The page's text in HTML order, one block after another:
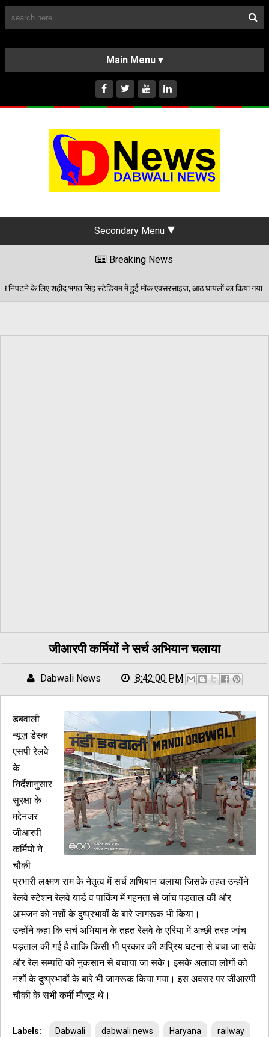
HOME
ABOUT US
INSTAGRAM
Secondary Menu
Breaking News
में हुई मॉक एक्सरसाइज, आठ घायलों का किया गया रेस्क्यू 06/08/
जीआरपी कर्मियों ने सर्च अभियान चलाया
Dabwali News 8:42:00 PM
डबवाली
न्यूज़ डेस्क
एसपी रेलवे
के
निर्देशानुसार
सुरक्षा के
मद्देनजर
जीआरपी
कर्मियों ने
चौकी
प्रभारी लक्ष्मण राम के नेतृत्व में सर्च अभियान चलाया जिसके तहत उन्होंने
रेलवे स्टेशन रेलवे यार्ड व पार्किंग में गहनता से जांच पड़ताल की और
आमजन को नशों के दुष्प्रभावों के बारे जागरूक भी किया।
उन्होंने कहा कि सर्च अभियान के तहत रेलवे के एरिया में अच्छी तरह जांच
पड़ताल की गई है ताकि किसी भी प्रकार की अप्रिय घटना से बचा जा सके
और रेल सम्पति को नुकसान से बचाया जा सके। इसके अलावा लोगों को
नशों के दुष्प्रभावों के बारे भी जागरूक किया गया। इस अवसर पर जीआरपी
चौकी के सभी कर्मी मौजूद थे।
Labels: Dabwali dabwali news Haryana railway